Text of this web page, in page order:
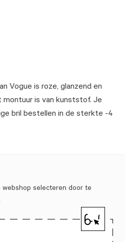
Vogue is roze, glanzend en
is van kunststof. Je
bril bestellen in de sterkte -4
selecteren door te